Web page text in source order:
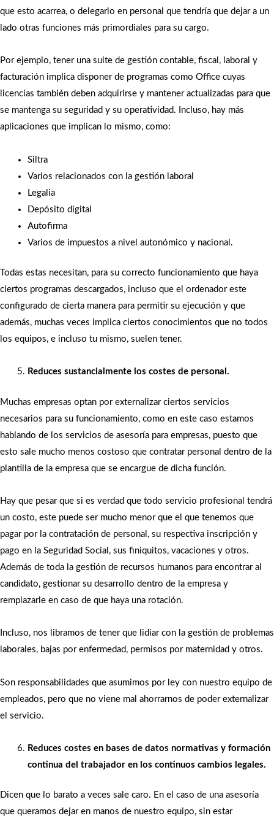
que esto acarrea, o delegarlo en personal que tendría que dejar a un
lado otras funciones más primordiales para su cargo.
Por ejemplo, tener una suite de gestión contable, fiscal, laboral y
facturación implica disponer de programas como Office cuyas
licencias también deben adquirirse y mantener actualizadas para que
se mantenga su seguridad y su operatividad. Incluso, hay más
aplicaciones que implican lo mismo, como:
Siltra
Varios relacionados con la gestión laboral
Legalia
Depósito digital
Autofirma
Varios de impuestos a nivel autonómico y nacional.
Todas estas necesitan, para su correcto funcionamiento que haya
ciertos programas descargados, incluso que el ordenador este
configurado de cierta manera para permitir su ejecución y que
además, muchas veces implica ciertos conocimientos que no todos
los equipos, e incluso tu mismo, suelen tener.
Reduces sustancialmente los costes de personal.
Muchas empresas optan por externalizar ciertos servicios
necesarios para su funcionamiento, como en este caso estamos
hablando de los servicios de asesoría para empresas, puesto que
esto sale mucho menos costoso que contratar personal dentro de la
plantilla de la empresa que se encargue de dicha función.
Hay que pesar que si es verdad que todo servicio profesional tendrá
un costo, este puede ser mucho menor que el que tenemos que
pagar por la contratación de personal, su respectiva inscripción y
pago en la Seguridad Social, sus finiquitos, vacaciones y otros.
Además de toda la gestión de recursos humanos para encontrar al
candidato, gestionar su desarrollo dentro de la empresa y
remplazarle en caso de que haya una rotación.
Incluso, nos libramos de tener que lidiar con la gestión de problemas
laborales, bajas por enfermedad, permisos por maternidad y otros.
Son responsabilidades que asumimos por ley con nuestro equipo de
empleados, pero que no viene mal ahorrarnos de poder externalizar
el servicio.
Reduces costes en bases de datos normativas y formación
continua del trabajador en los continuos cambios legales.
Dicen que lo barato a veces sale caro. En el caso de una asesoría
que queramos dejar en manos de nuestro equipo, sin estar